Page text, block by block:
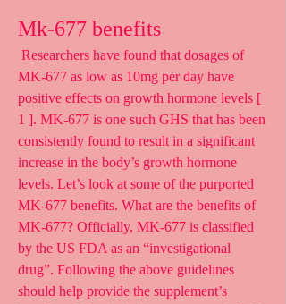
Mk-677 benefits
MK-677 as low as 10mg per day have
positive effects on growth hormone levels [
1 ]. MK-677 is one such GHS that has been
consistently found to result in a significant
increase in the body’s growth hormone
levels. Let’s look at some of the purported
MK-677 benefits. What are the benefits of
MK-677? Officially, MK-677 is classified
by the US FDA as an “investigational
drug”. Following the above guidelines
should help provide the supplement’s